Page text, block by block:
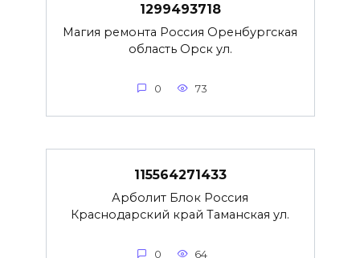
1299493718
Магия ремонта Россия Оренбургская
область Орск ул.
0 73
115564271433
Арболит Блок Россия
Краснодарский край Таманская ул.
0 64